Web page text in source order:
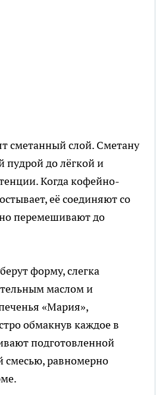
сметанный слой. Сметану
пудрой до лёгкой и
Когда кофейно-
её соединяют со
перемешивают до
форму, слегка
маслом и
«Мария»,
обмакнув каждое в
подготовленной
смесью, равномерно